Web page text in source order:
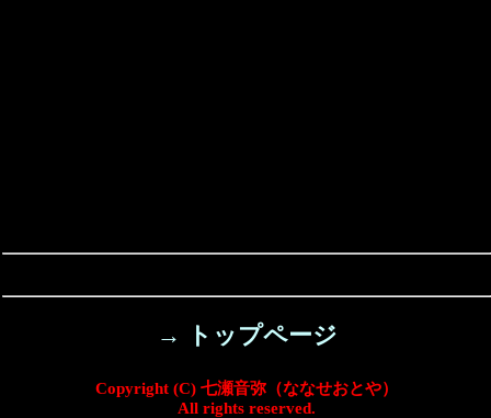
→ トップページ
Copyright (C) 七瀬音弥（ななせおとや）
All rights reserved.